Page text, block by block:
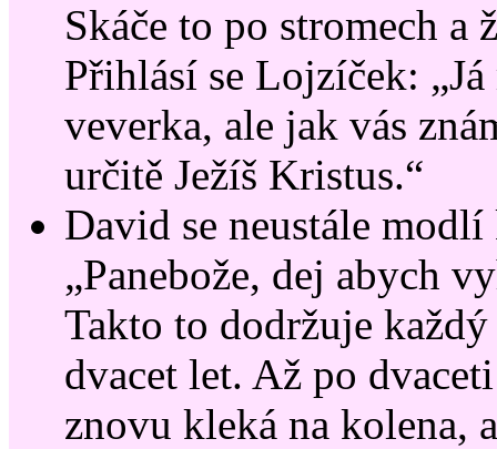
Skáče to po stromech a
Přihlásí se Lojzíček:
veverka, ale jak vás
určitě Ježíš Kristus.“
David se neustále
„Panebože, dej abych
Takto to dodržuje
dvacet let. Až po
znovu kleká na kolena,